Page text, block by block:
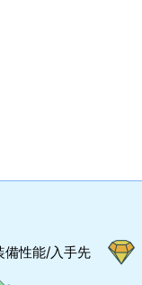
備性能/入手先